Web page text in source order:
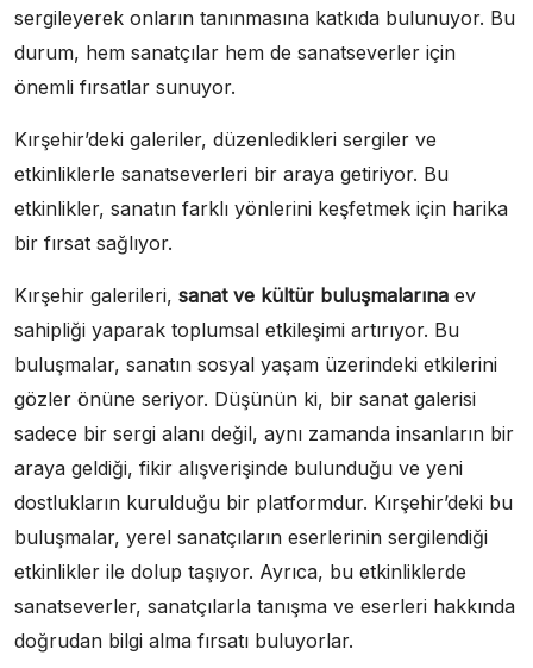
sergileyerek onların tanınmasına katkıda bulunuyor. Bu
durum, hem sanatçılar hem de sanatseverler için
önemli fırsatlar sunuyor.
Kırşehir’deki galeriler, düzenledikleri sergiler ve
etkinliklerle sanatseverleri bir araya getiriyor. Bu
etkinlikler, sanatın farklı yönlerini keşfetmek için harika
bir fırsat sağlıyor.
Kırşehir galerileri, sanat ve kültür buluşmalarına ev
sahipliği yaparak toplumsal etkileşimi artırıyor. Bu
buluşmalar, sanatın sosyal yaşam üzerindeki etkilerini
gözler önüne seriyor. Düşünün ki, bir sanat galerisi
sadece bir sergi alanı değil, aynı zamanda insanların bir
araya geldiği, fikir alışverişinde bulunduğu ve yeni
dostlukların kurulduğu bir platformdur. Kırşehir’deki bu
buluşmalar, yerel sanatçıların eserlerinin sergilendiği
etkinlikler ile dolup taşıyor. Ayrıca, bu etkinliklerde
sanatseverler, sanatçılarla tanışma ve eserleri hakkında
doğrudan bilgi alma fırsatı buluyorlar.